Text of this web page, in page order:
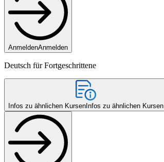
AnmeldenAnmelden
Deutsch für Fortgeschrittene
Infos zu ähnlichen Kursen Infos zu ähnlichen Kursen